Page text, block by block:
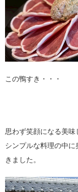
この鴨すき・・・
思わず笑顔になる美味
シンプルな料理の中
きました。